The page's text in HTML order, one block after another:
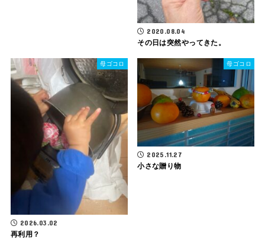
2020.08.04
その日は突然やってきた。
母ゴコロ
2026.03.02
再利用？
母ゴコロ
2025.11.27
小さな贈り物